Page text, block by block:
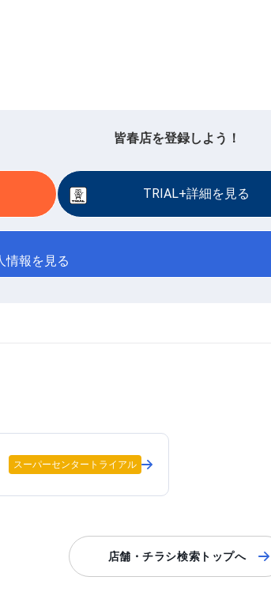
皆春店を登録しよう！
TRIAL+詳細を見る
情報を見る
スーパーセンタートライアル
店舗・チラシ検索トップへ